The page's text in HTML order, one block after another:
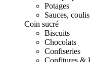
Potages
Sauces,
Coin sucré
Biscuits
Chocolats
Confiseries
Confitures &